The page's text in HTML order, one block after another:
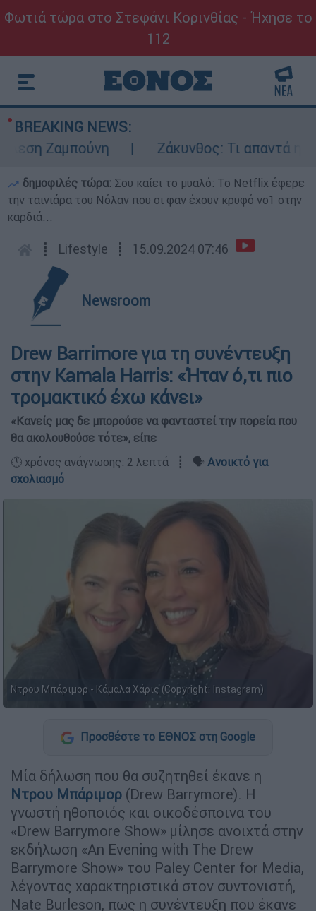
Φωτιά τώρα στο Στεφάνι Κορινθίας - Ήχησε το
112
BREAKING NEWS:
Ζαμπούνη
Ζάκυνθος: Τι απαντά η
δημοφιλές τώρα: Σου καίει το μυαλό: Το Netflix έφερε
την ταινιάρα του Νόλαν που οι φαν έχουν κρυφό νο1 στην
καρδιά...
┋ Lifestyle ┋ 15.09.2024 07:46
Newsroom
Drew Barrimore για τη συνέντευξη
στην Kamala Harris: «Ήταν ό,τι πιο
τρομακτικό έχω κάνει»
«Κανείς μας δε μπορούσε να φανταστεί την πορεία που
θα ακολουθούσε τότε», είπε
🕛 χρόνος ανάγνωσης: 2 λεπτά ┋ 🗣️ Ανοικτό για
σχολιασμό
Ντρου Μπάριμορ - Κάμαλα Χάρις (Copyright: Instagram)
Προσθέστε το ΕΘΝΟΣ στη Google
Μία δήλωση που θα συζητηθεί έκανε η
Ντρου Μπάριμορ (Drew Barrymore). H
γνωστή ηθοποιός και οικοδέσποινα του
«Drew Barrymore Show» μίλησε ανοιχτά στην
εκδήλωση «An Evening with The Drew
Barrymore Show» του Paley Center for Media,
λέγοντας χαρακτηριστικά στον συντονιστή,
Nate Burleson, πως η συνέντευξη που έκανε